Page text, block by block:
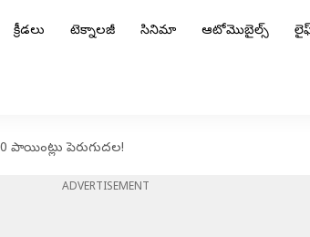
క్రీడలు టెక్నాలజీ సినిమా ఆటోమొబైల్స్
పాయింట్లు పెరుగుదల!
ADVERTISEMENT